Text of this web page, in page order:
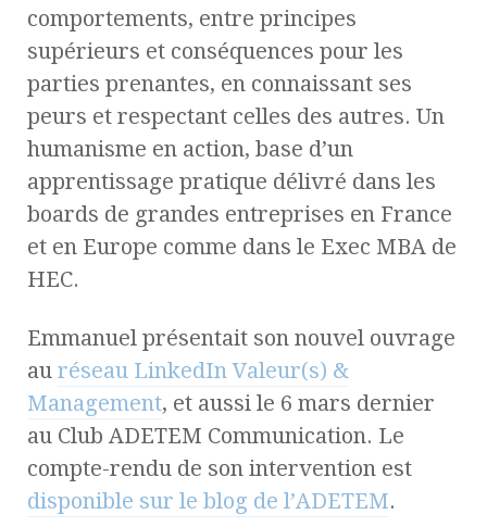
comportements, entre principes
supérieurs et conséquences pour les
parties prenantes, en connaissant ses
peurs et respectant celles des autres. Un
humanisme en action, base d’un
apprentissage pratique délivré dans les
boards de grandes entreprises en France
et en Europe comme dans le Exec MBA de
HEC.
Emmanuel présentait son nouvel ouvrage
au réseau LinkedIn Valeur(s) &
Management, et aussi le 6 mars dernier
au Club ADETEM Communication. Le
compte-rendu de son intervention est
disponible sur le blog de l’ADETEM.